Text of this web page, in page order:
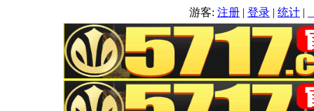
游客: 注册 | 登录 | 统计 |